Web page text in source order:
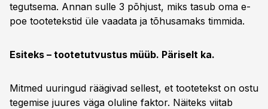
tegutsema. Annan sulle 3 põhjust, miks tasub oma e-
poe tootetekstid üle vaadata ja tõhusamaks timmida.
Esiteks – tootetutvustus müüb. Päriselt ka.
Mitmed uuringud räägivad sellest, et tootetekst on ostu
tegemise juures väga oluline faktor. Näiteks viitab